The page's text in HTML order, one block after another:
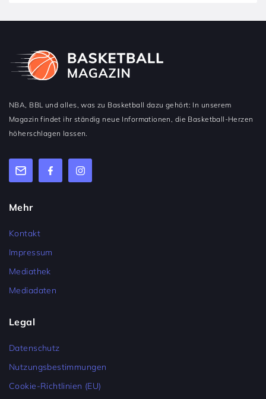
NBA, BBL und alles, was zu Basketball dazu gehört: In unserem
Magazin findet ihr ständig neue Informationen, die Basketball-Herzen
höherschlagen lassen.
Mehr
Kontakt
Impressum
Mediathek
Mediadaten
Legal
Datenschutz
Nutzungsbestimmungen
Cookie-Richtlinien (EU)